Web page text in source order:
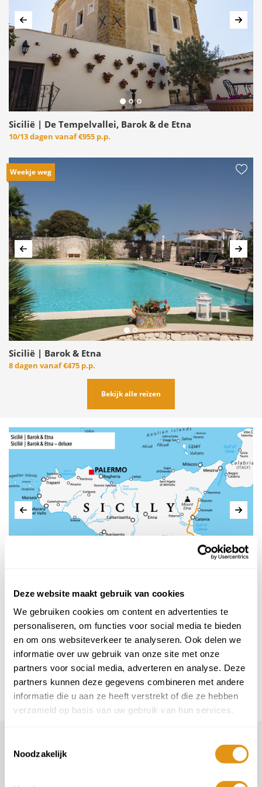
Deze website maakt gebruik van cookies
We gebruiken cookies om content en advertenties te
personaliseren, om functies voor social media te bieden
en om ons websiteverkeer te analyseren. Ook delen we
informatie over uw gebruik van onze site met onze
partners voor social media, adverteren en analyse. Deze
partners kunnen deze gegevens combineren met andere
informatie die u aan ze heeft verstrekt of die ze hebben
verzameld op basis van uw gebruik van hun services.
Noodzakelijk
Vorige
Sicilië | De Tempelvallei, Barok & de Etna
10/13 dagen vanaf€955 p.p.
Weekje weg
Vorige
Sicilië | Barok & Etna
8 dagen vanaf€475 p.p.
Bekijk alle reizen
Vorige
Bekijk de routes van de rondreizen!
Om een idee te krijgen welk deel van Sicilië je bezoekt bij
bovenstaande rondreizen vind je in de fotoslider (links) de
route die hoort bij derondreisvan je interesse.
Klik op de foto (pijltje) om de volgende kaart te
zien.
Links boven op de kaart vind je de naam van de
rondreis terug.